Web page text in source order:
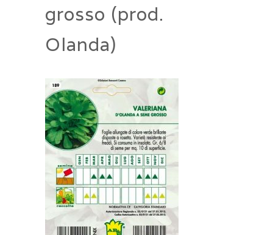
grosso (prod.
Olanda)